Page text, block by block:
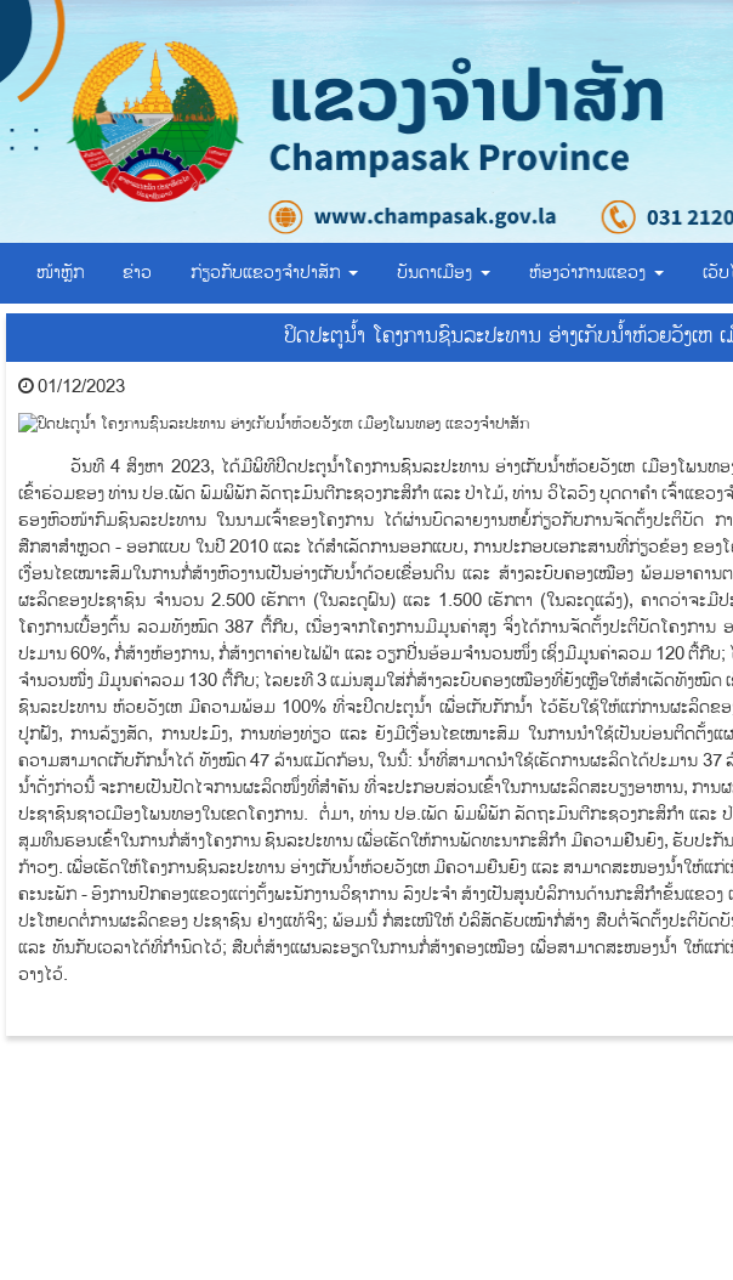
ໜ້າຫຼັກ ຂ່າວ ກ່ຽວກັບແຂວງຈຳປາສັກ ບັນດາເມືອງ ຫ້ອງວ່າການແຂວງ ເວັ
ປິດປະຕູນໍ້າ​ ໂຄງການຊົນລະປະທານ ອ່າງເກັບນ້ຳຫ້ວຍວັງເຫ
01/12/2023
ວັນທີ​ 4 ສິງຫາ 2023,​ ໄດ້ມີພິທີປິດປະຕູນໍ້າໂຄງການຊົນລະປະທານ ອ່າງເກັບນ້ຳຫ້ວຍວັງເຫ ເມືອງໂພນທອ
ເຂົ້າຮ່ວມຂອງ​ ທ່ານ ປອ.​ເພັດ ພົມພິພັກ​ ລັດຖະມົນຕີກະຊວງກະສິກຳ ແລະ ປ່າໄມ້,​ ທ່ານ​ ​ວິໄລວົງ​ ບຸດດາຄໍາ ເຈົ້າແຂ
ຮອງຫົວໜ້າ​ກົມ​ຊົນລະປະທານ​ ໃນນາມເຈົ້າຂອງໂຄງການ​ ​ໄດ້ຜ່ານບົດລາຍງານຫຍໍ້ກ່ຽວກັບການຈັດຕັ້ງປະຕິບັດ ກ
ສືກສາສໍາຫຼວດ​ - ອອກແບບ​ ໃນປີ 2010 ແລະ ໄດ້ສໍາເລັດການອອກແບບ,​ ການປະກອບເອກະສານທີ່ກ່ຽວຂ້ອງ ຂອ
ເງື່ອນໄຂເໝາະສົມໃນການກໍ່ສ້າງຫົວງານເປັນອ່າງເກັບນໍ້າດ້ວຍເຂື່ອນດິນ ແລະ ສ້າງລະບົບຄອງເໝືອງ ພ້ອມອາຄ
ຜະລິດຂອງປະຊາຊົນ ຈໍານວນ 2.500 ເຮັກຕາ (ໃນລະດູຝົນ)​ ແລະ 1.500 ເຮັກຕາ (ໃນລະດູແລ້ງ)​, ຄາດວ່າຈະ
ໂຄງການເບື້ອງຕົ້ນ ລວມທັງໝົດ 387 ຕື້ກີບ, ເນື່ອງຈາກໂຄງການມີມູນຄ່າສູງ ຈິ່ງໄດ້ການຈັດຕັ້ງປະຕິບັດໂຄງກາ
ປະມານ 60%, ກໍ່ສ້າງຫ້ອງການ, ກໍ່ສ້າງຕາຄ່າຍໄຟຟ້າ ແລະ ວຽກປີ່ນອ້ອມຈໍານວນໜຶ່ງ ເຊິ່ງມີມູນຄ່າລວມ 120 ຕື້ກີບ
ຈໍານວນໜື່ງ ມີມູນຄ່າລວມ 130 ຕື້ກີບ; ໄລຍະທີ 3 ແມ່ນສູມໃສ່ກໍ່ສ້າງລະບົບຄອງເໝືອງທີ່ຍັງເຫຼືອໃຫ້ສໍາເລັດທັງໝົດ
ຊົນລະປະທານ​ ຫ້ວຍວັງເຫ ມີຄວາມພ້ອມ 100% ທີ່ຈະປິດປະຕູນໍ້າ ເພື່ອເກັບກັກນໍ້າ ໄວ້ຮັບໃຊ້ໃຫ້ແກ່ການຜະລິດຂ
ປູກຝັງ, ການລ້ຽງສັດ, ການປະມົງ, ການທ່ອງທ່ຽວ ແລະ ຍັງມີເງື່ອນໄຂເໝາະສົມ ໃນການນໍາໃຊ້ເປັນບ່ອນຕິດຕັ້ງແ
ຄວາມສາມາດເກັບກັກນໍ້າໄດ້ ທັງໝົດ 47 ລ້ານແມັດກ້ອນ, ໃນນີ້: ນໍ້າທີ່ສາມາດນໍາໃຊ້ເຮັດການຜະລິດໄດ້ປະມານ
ນໍ້າດັ່ງກ່າວນີ້ ຈະກາຍເປັນປັດໄຈການຜະລິດໜຶ່ງທີ່ສຳຄັນ ທີ່ຈະປະກອບສ່ວນເຂົ້າໃນການຜະລິດສະບຽງອາຫານ, ການ
ປະຊາຊົນຊາວເມືອງໂພນທອງໃນເຂດໂຄງການ.​ ຕໍ່ມາ,​ ທ່ານ ປອ.​ເພັດ ພົມພິພັກ​ ລັດຖະມົນຕີກະຊວງກະສິກຳ ແລ
ສຸມທຶນຮອນເຂົ້າໃນການກໍ່ສ້າງໂຄງການ ຊົນລະປະທານ ເພື່ອເຮັດໃຫ້ການພັດທະນາກະສິກຳ ມີຄວາມຢືນຍົງ, ຮັບປະ
ກ້າວໆ. ເພື່ອເຮັດໃຫ້ໂຄງການຊົນລະປະທານ ອ່າງເກັບນ້ຳຫ້ວຍວັງເຫ ມີຄວາມຍືນຍົງ ແລະ ສາມາດສະໜອງນໍ້າໃຫ້
ຄະນະພັກ​ -​ ອົງການປົກຄອງແຂວງແຕ່ງຕັ້ງພະນັກງານວິຊາການ​ ລົງປະຈຳ ສ້າງເປັນສູນບໍລິການດ້ານກະສິກຳຂັ້ນແຂ
ປະໂຫຍດຕໍ່ການຜະລິດຂອງ ປະຊາຊົນ ຢ່າງແທ້ຈິງ; ພ້ອມນີ້​ ກໍ່ສະເໜີໃຫ້ ບໍລິສັດຮັບເໝົາກໍ່ສ້າງ ສືບຕໍ່ຈັດຕັ້ງປະຕິບັ
ແລະ ທັນກັບເວລາໄດ້ທີ່ກໍານົດໄວ້; ສືບຕໍ່ສ້າງແຜນລະອຽດໃນການກໍ່ສ້າງຄອງເໝືອງ ເພື່ອສາມາດສະໜອງນ້ຳ ໃຫ້ແ
ວາງໄວ້.​